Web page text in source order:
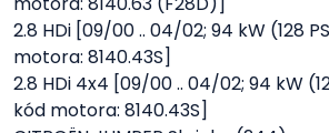
2.8 HDi [09/00 .. 04/02; 94 kW (128
motora: 8140.43S]
2.8 HDi 4x4 [09/00 .. 04/02; 94 kW
kód motora: 8140.43S]